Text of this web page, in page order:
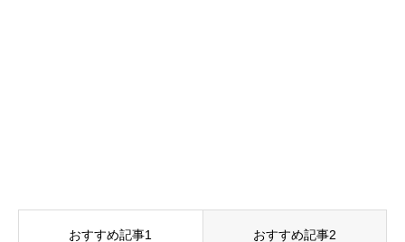
おすすめ記事1 おすすめ記事2